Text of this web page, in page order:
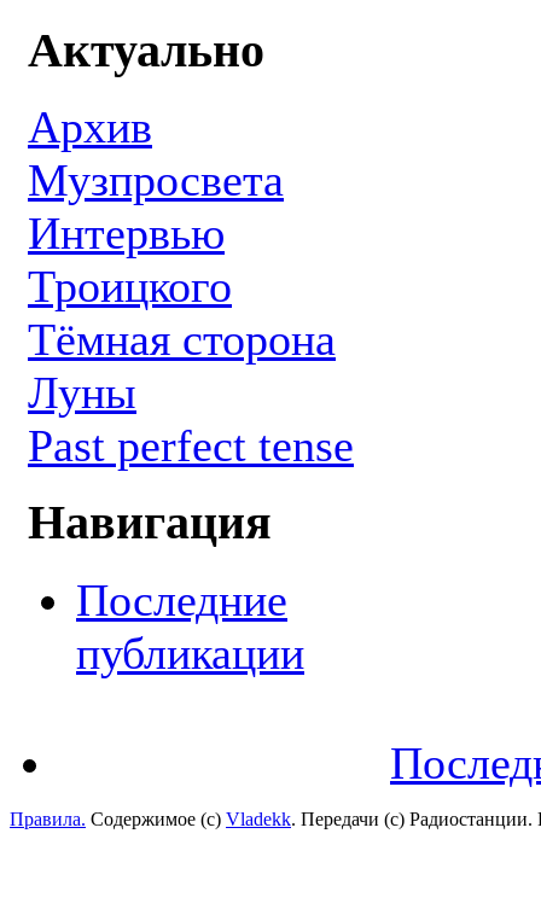
Актуально
Архив
Музпросвета
Интервью
Троицкого
Тёмная сторона
Луны
Past perfect tense
Навигация
Последние
публикации
Правила. Содержимое (с) Vladekk. Передачи (с)